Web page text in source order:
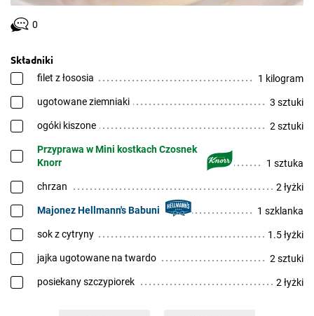
0
Składniki
filet z łososia 1 kilogram
ugotowane ziemniaki 3 sztuki
ogóki kiszone 2 sztuki
Przyprawa w Mini kostkach Czosnek
Knorr
1 sztuka
chrzan 2 łyżki
Majonez Hellmann's Babuni 1 szklanka
sok z cytryny 1.5 łyżki
jajka ugotowane na twardo 2 sztuki
posiekany szczypiorek 2 łyżki